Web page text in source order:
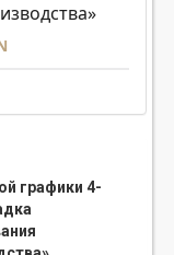
графики 4-